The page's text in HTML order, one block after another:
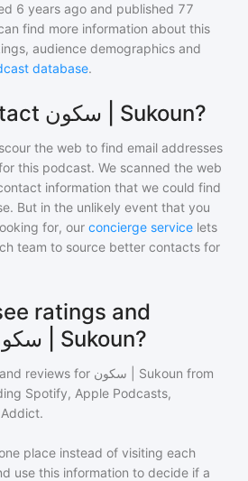
6 years ago and published 77
find more information about this
audience demographics and
database.
How do I contact سكون | Sukoun?
the web to find email addresses
this podcast. We scanned the web
information that we could find
But in the unlikely event that you
for, our concierge service lets
team to source better contacts for
ratings and
reviews for سكون | Sukoun?
reviews for سكون | Sukoun from
Spotify, Apple Podcasts,
place instead of visiting each
use this information to decide if a